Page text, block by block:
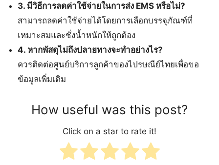
3. มีวิธีการลดค่าใช้จ่ายในการส่ง EMS หรือไม่?
สามารถลดค่าใช้จ่ายได้โดยการเลือกบรรจุภัณฑ์ที่
เหมาะสมและชั่งน้ำหนักให้ถูกต้อง
4. หากพัสดุไม่ถึงปลายทางจะทำอย่างไร?
ควรติดต่อศูนย์บริการลูกค้าของไปรษณีย์ไทยเพื่อขอ
ข้อมูลเพิ่มเติม
How useful was this post?
Click on a star to rate it!